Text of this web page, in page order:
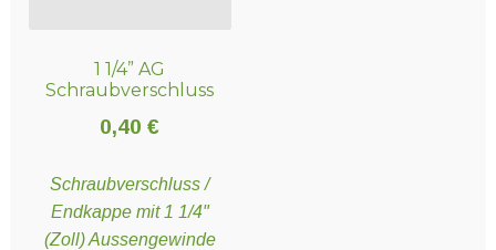
Erden und Substrate
Töpfe und Pflanzbehälter
1 1/4” AG
Schraubverschluss
0,40€
Schraubverschluss /
Endkappe mit 1 1/4"
(Zoll) Aussengewinde